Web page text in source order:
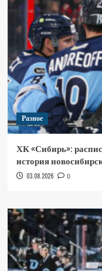
Разное
ХК «Сибирь»:
история
03.08.2026 0